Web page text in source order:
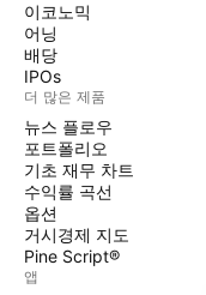
이코노믹
어닝
배당
IPOs
더 많은 제품
뉴스 플로우
포트폴리오
기초 재무 차트
수익률 곡선
옵션
거시경제 지도
Pine Script®
앱